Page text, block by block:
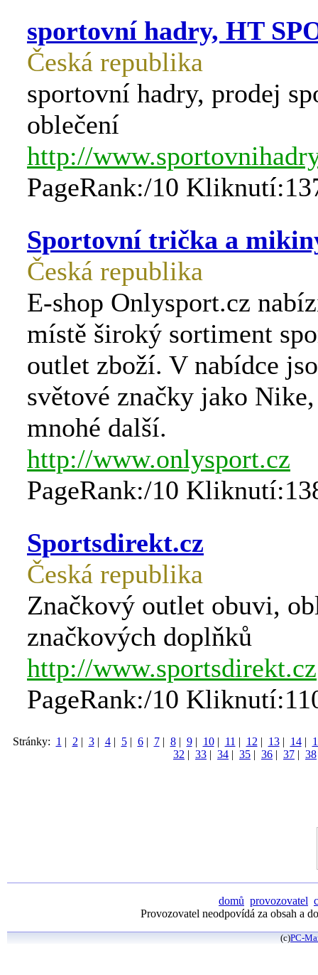
sportovní hadry, HT
Česká republika
sportovní hadry, prodej
oblečení
http://
PageRank:/10
Sportovní trička a
Česká republika
E-shop Onlysport.cz
místě široký sortiment
outlet zboží. V nabídce
světové značky jako
mnohé další.
http://www.onlysport.cz
PageRank:/10
Sportsdirekt.cz
Česká republika
Značkový outlet obuvi,
značkových doplňků
http://www.sportsdirekt.cz
PageRank:/10
Stránky: 1 | 2 | 3| 4| 5| 6| 7| 8| 9| 10| 11 | 12 | 13| 14|
32 | 33 | 34 | 35 | 36 | 37 | 38
domů provozovatel
Provozovatel neodpovídá za obsah a
(c)PC-